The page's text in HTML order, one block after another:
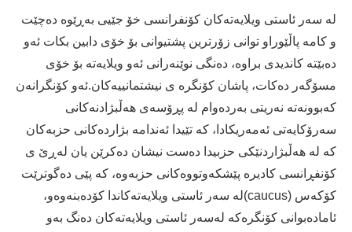
له‌ سه‌ر ئاستى ویلایه‌ته‌كان كۆنفرانسى خۆ جێیی به‌ڕێوه‌ ده‌چێت
و كامه‌ پاڵێوراو توانى زۆرترین پشتیوانى بۆ خۆى دابین بكات ئه‌و
ده‌بێته‌ كاندیدى براوه‌، ده‌نگى نوێنه‌رانى ئه‌و ویلایه‌ته‌ بۆ خۆى
مسۆگه‌ر ده‌كات، پاشان كۆنگره‌ ى نیشتمانییه‌كان.ئه‌و كۆنگرانه‌ن
كه‌بوونه‌ته‌ نه‌ریتى به‌رده‌وام له‌ پڕۆسه‌ى هه‌ڵبژادنه‌كانى
سه‌رۆكایه‌تى ئه‌مه‌ریكادا، كه‌ تێیدا ئه‌ندامه‌ بژارده‌كانى حزبه‌كان
كه‌ له‌ هه‌ڵبژاردنێكى حزبیدا ده‌ست نیشان ده‌كرێن یان له‌ڕێ ى
كۆنفڕانسى كادیره‌ پێشكه‌وتووه‌كانى حزبه‌وه‌، كه‌ پێى ده‌گوترێت
كۆكه‌س (caucus)له‌ سه‌ر ئاستى ویلایه‌ته‌كاندا كۆده‌بنه‌وه‌و،
ئاماده‌بوانى كۆنگره‌كه‌ له‌سه‌ر ئاستى ویلایه‌ته‌كان ده‌نگ به‌و